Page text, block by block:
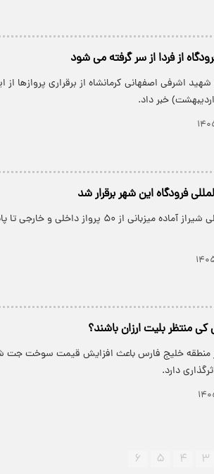
از فردا از سر گرفته می شود
اشرفی اصفهانی کرمانشاه از برقراری پرواز‌ها از
خبر داد.
فرودگاه‌ این شهر برقرار شد
فرودگاه بین‌المللی شیراز آماده میزبانی از ۵۰ پرواز
منتظر بلیت ارزان باشند؟
منطقه خلیج فارس باعث افزایش قیمت سوخت جت
دارد.
۳ ۴ ۵ ۶